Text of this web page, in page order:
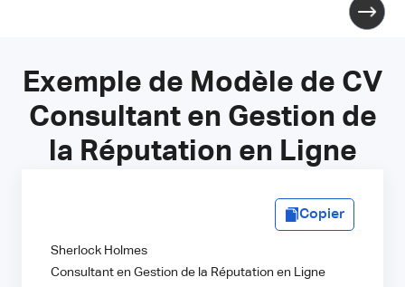
Exemple de Modèle de CV
Consultant en Gestion de
la Réputation en Ligne
Copier
Sherlock Holmes
Consultant en Gestion de la Réputation en Ligne